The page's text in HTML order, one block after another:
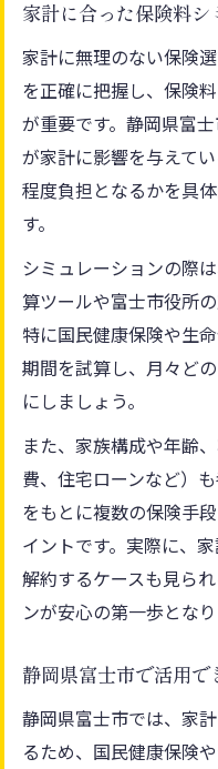
家計に合った保険料
家計に無理のない保険
を正確に把握し、保険
が重要です。静岡県富
が家計に影響を与えて
程度負担となるかを具
す。
シミュレーションの際
算ツールや富士市役所
特に国民健康保険や生
期間を試算し、月々ど
にしましょう。
また、家族構成や年齢
費、住宅ローンなど）
をもとに複数の保険手
イントです。実際に、
解約するケースも見ら
ンが安心の第一歩となり
静岡県富士市で活用
静岡県富士市では、家
るため、国民健康保険